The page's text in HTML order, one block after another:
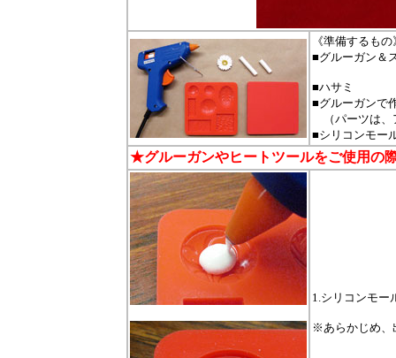
《準備するもの
■グルーガン＆
■ハサミ
■グルーガンで
（パーツは、
■シリコンモー
★グルーガンやヒートツールをご使用の
1.シリコンモー
※あらかじめ、